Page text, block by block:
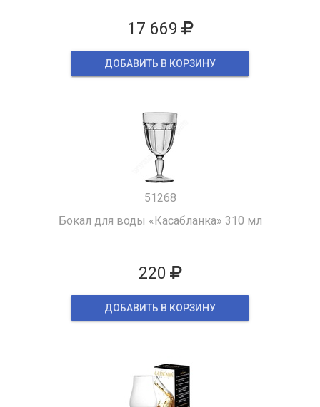
17 669
ДОБАВИТЬ В КОРЗИНУ
51268
Бокал для воды «Касабланка» 310 мл
220
ДОБАВИТЬ В КОРЗИНУ